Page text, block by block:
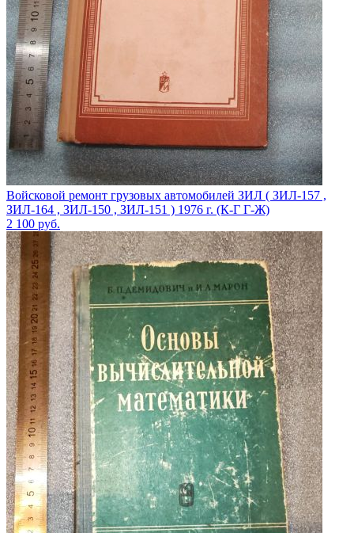
Войсковой ремонт грузовых автомобилей ЗИЛ ( ЗИЛ-157 ,
ЗИЛ-164 , ЗИЛ-150 , ЗИЛ-151 ) 1976 г. (К-Г Г-Ж)
2 100 руб.